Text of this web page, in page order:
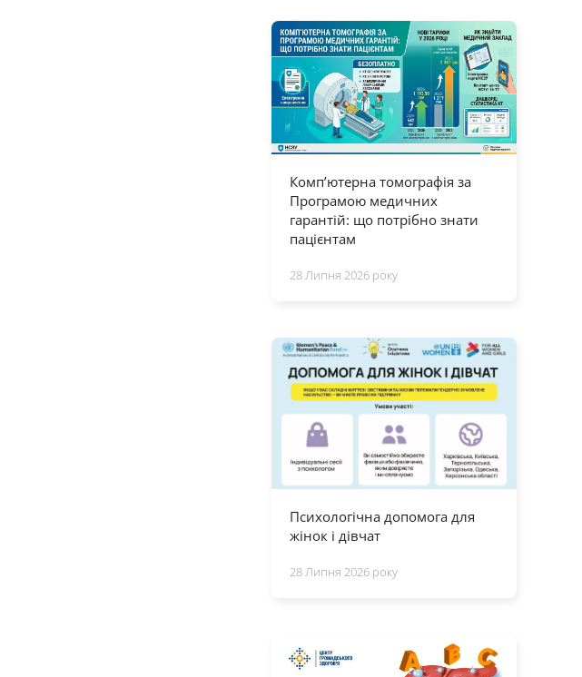
Комп’ютерна томографія за
Програмою медичних
гарантій: що потрібно знати
пацієнтам
28 Липня 2026 року
Психологічна допомога для
жінок і дівчат
28 Липня 2026 року